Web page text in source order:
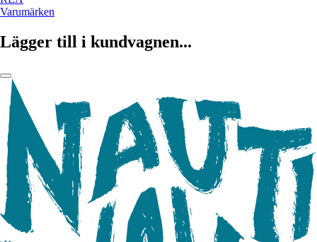
Varumärken
Lägger till i kundvagnen...